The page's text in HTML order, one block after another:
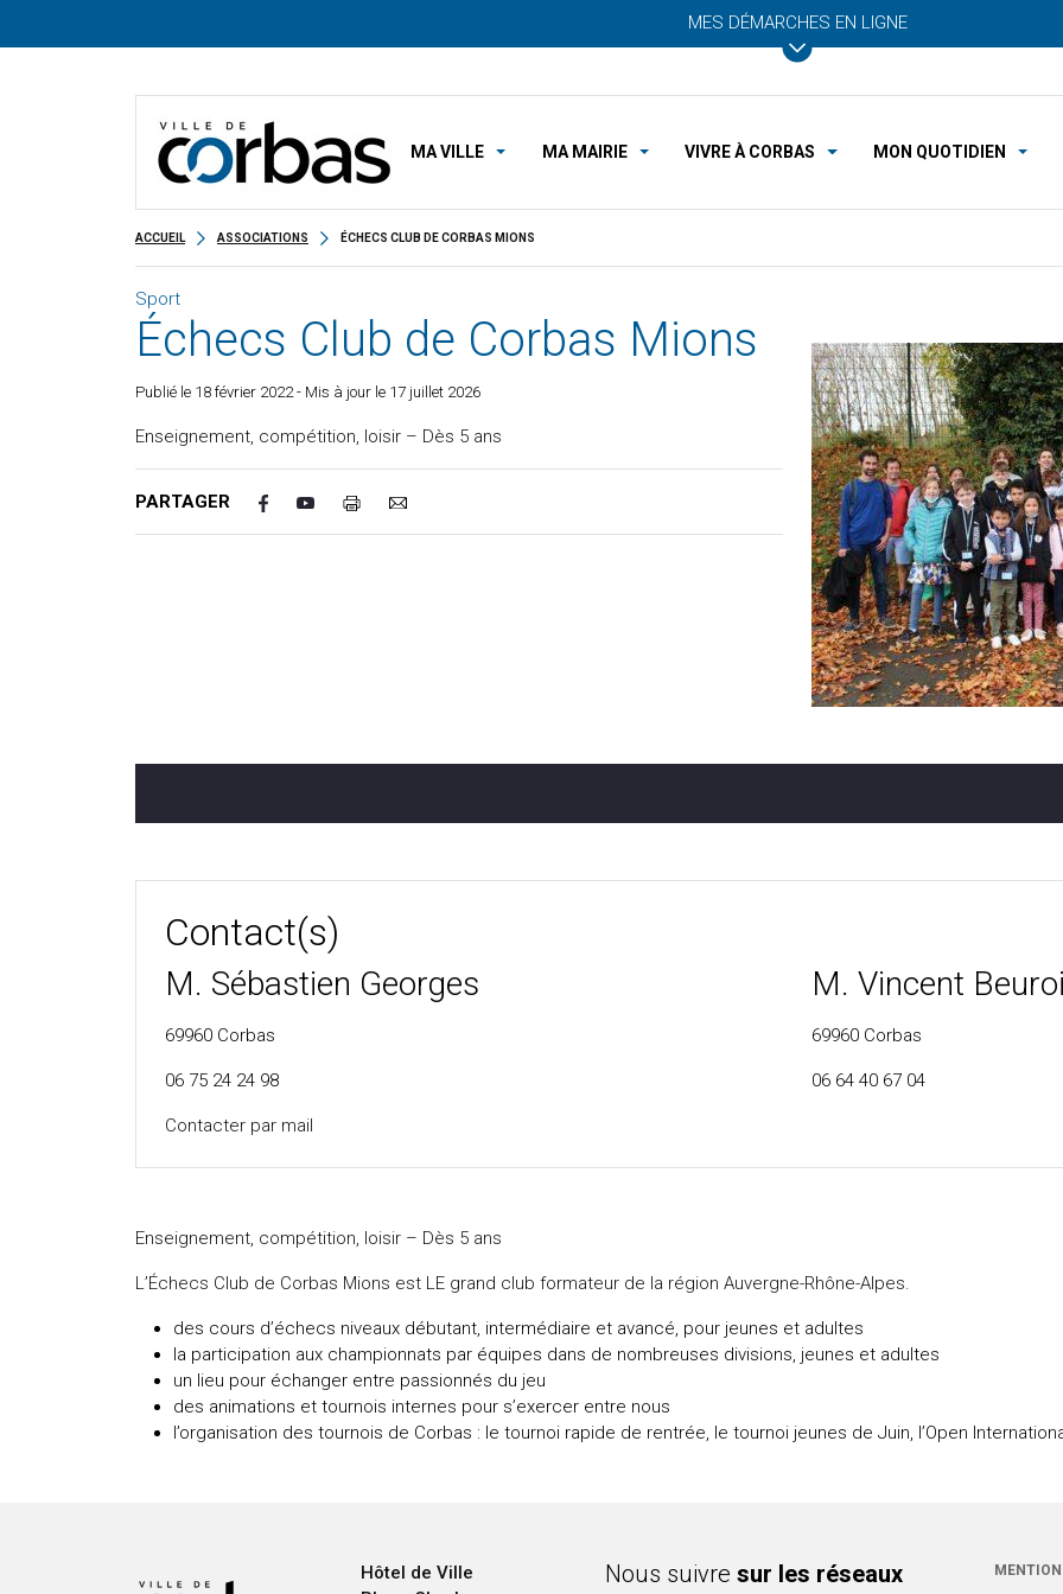
MES DÉMARCHES EN LIGNE
MA VILLE MA MAIRIE VIVRE À CORBAS MON QUOTIDIEN
ACCUEIL ASSOCIATIONS ÉCHECS CLUB DE CORBAS MIONS
Sport
Échecs Club de Corbas Mions
Publié le 18 février 2022- Mis à jour le 17 juillet 2026
Enseignement, compétition, loisir – Dès 5 ans
PARTAGER
Contact(s)
M. Sébastien Georges
69960 Corbas
06 75 24 24 98
Contacter par mail
M. Vincent
69960 Corbas
06 64 40 67 04
Enseignement, compétition, loisir – Dès 5 ans
L’Échecs Club de Corbas Mions est LE grand club formateur de la région Auvergne-Rhône-Alpes.
des cours d’échecs niveaux débutant, intermédiaire et avancé, pour jeunes et adultes
la participation aux championnats par équipes dans de nombreuses divisions, jeunes et adultes
un lieu pour échanger entre passionnés du jeu
des animations et tournois internes pour s’exercer entre nous
l’organisation des tournois de Corbas : le tournoi rapide de rentrée, le tournoi jeunes de Juin, l’Open
Hôtel de Ville
Nous suivresur les réseaux